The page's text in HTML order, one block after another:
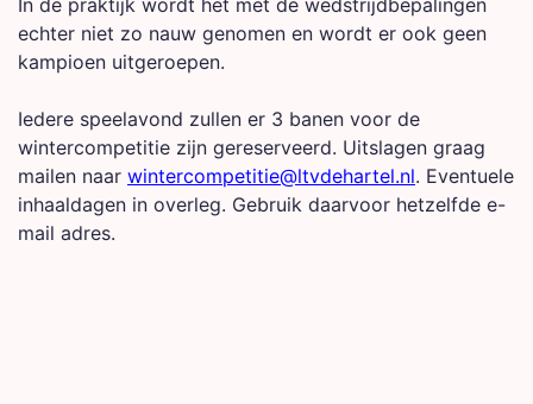
In de praktijk wordt het met de wedstrijdbepalingen
echter niet zo nauw genomen en wordt er ook geen
kampioen uitgeroepen.
Iedere speelavond zullen er 3 banen voor de
wintercompetitie zijn gereserveerd. Uitslagen graag
mailen naar wintercompetitie@ltvdehartel.nl. Eventuele
inhaaldagen in overleg. Gebruik daarvoor hetzelfde e-
mail adres.